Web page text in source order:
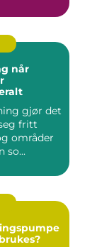
gjør det
fritt
områder
so...